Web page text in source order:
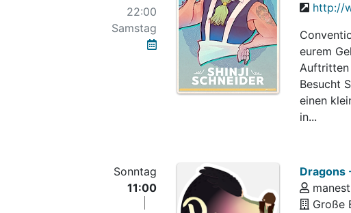
22:00
Samstag
http://
eurem
Auftritten
Besucht
einen
in...
Sonntag
11:00
Dragons
Große